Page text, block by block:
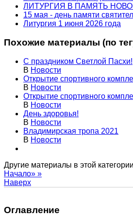
ЛИТУРГИЯ В ПАМЯТЬ
15 мая - день памяти
Литургия 1 июня 2026 года
Похожие материалы (по
С праздником Светлой Пасхи!
В Новости
Открытие спортивного
В Новости
Открытие спортивного
В Новости
День здоровья!
В Новости
Владимирская тропа 2021
В Новости
Другие материалы в этой
Начало» »
Наверх
Оглавление